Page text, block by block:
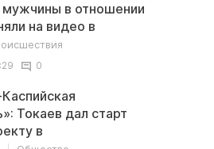
мужчины в отношении
на видео в
0
Токаев дал старт
в